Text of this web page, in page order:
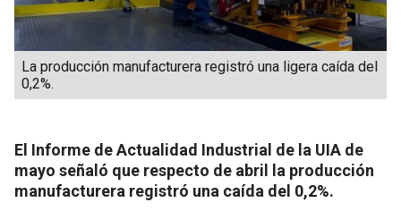
La producción manufacturera registró una ligera caída del
0,2%.
El Informe de Actualidad Industrial de la UIA de
mayo señaló que respecto de abril la producción
manufacturera registró una caída del 0,2%.